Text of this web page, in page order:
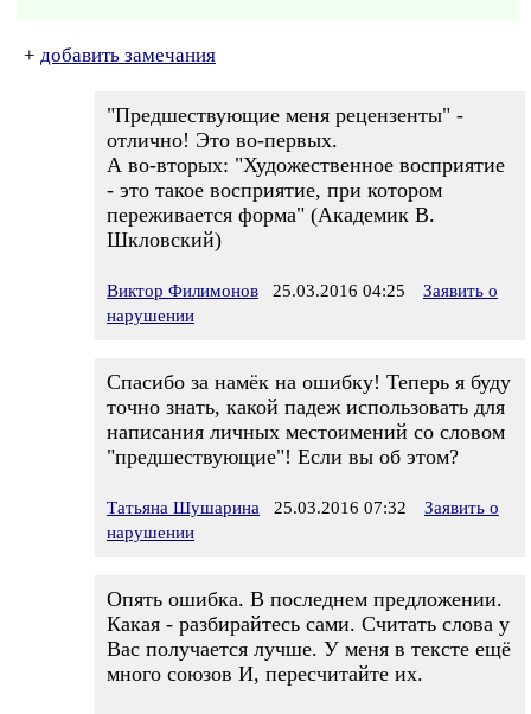
+ добавить замечания
"Предшествующие меня рецензенты" -
отлично! Это во-первых.
А во-вторых: "Художественное восприятие
- это такое восприятие, при котором
переживается форма" (Академик В.
Шкловский)
Виктор Филимонов 25.03.2016 04:25
Заявить о
нарушении
Спасибо за намёк на ошибку! Теперь я буду
точно знать, какой падеж использовать для
написания личных местоимений со словом
"предшествующие"! Если вы об этом?
Татьяна Шушарина 25.03.2016 07:32
Заявить о
нарушении
Опять ошибка. В последнем предложении.
Какая - разбирайтесь сами. Считать слова у
Вас получается лучше. У меня в тексте ещё
много союзов И, пересчитайте их.